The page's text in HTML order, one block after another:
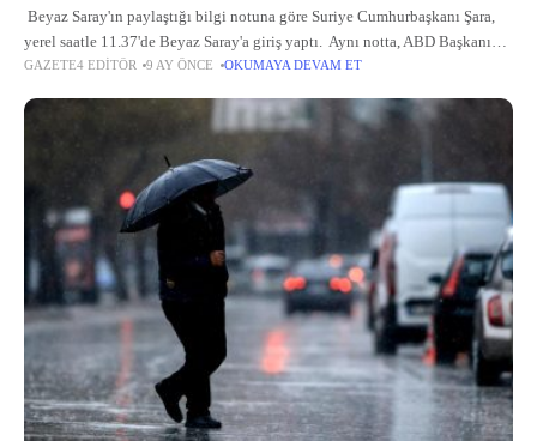
Beyaz Saray'ın paylaştığı bilgi notuna göre Suriye Cumhurbaşkanı Şara,
yerel saatle 11.37'de Beyaz Saray'a giriş yaptı. Aynı notta, ABD Başkanı
Trump'ın günlük programında "basına kapalı" olarak gerçekleşeceği
GAZETE4 EDITÖR 9 AY ÖNCE OKUMAYA DEVAM ET